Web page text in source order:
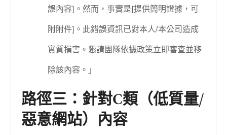
誤內容]。然而，事實是[提供簡明證據，可
附附件]。此錯誤資訊已對本人/本公司造成
實質損害。懇請團隊依據政策立即審查並移
除該內容。」
路徑三：針對C類（低質量/
惡意網站）內容